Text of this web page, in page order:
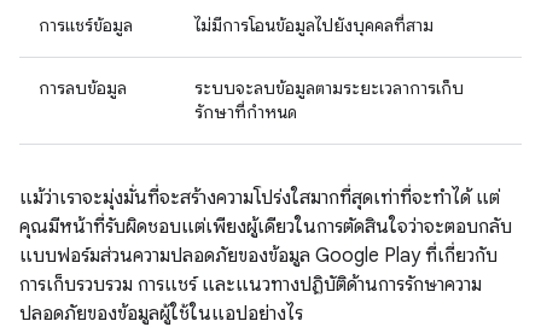
การแชร์ข้อมูล ไม่มีการโอนข้อมูลไปยังบุคคลที่สาม
การลบข้อมูล
ระบบจะลบข้อมูลตามระยะเวลาการเก็บ
รักษาที่กําหนด
แม้ว่าเราจะมุ่งมั่นที่จะสร้างความโปร่งใสมากที่สุดเท่าที่จะทําได้ แต่
คุณมีหน้าที่รับผิดชอบแต่เพียงผู้เดียวในการตัดสินใจว่าจะตอบกลับ
แบบฟอร์มส่วนความปลอดภัยของข้อมูล Google Play ที่เกี่ยวกับ
การเก็บรวบรวม การแชร์ และแนวทางปฏิบัติด้านการรักษาความ
ปลอดภัยของข้อมูลผู้ใช้ในแอปอย่างไร